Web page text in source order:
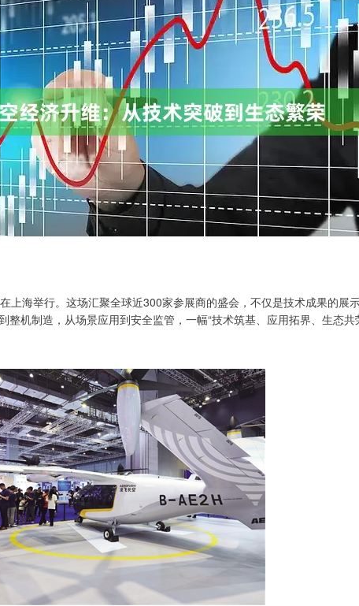
上海举行。这场汇聚全球近300家参展商的盛会，不仅是技术成果的展
机制造，从场景应用到安全监管，一幅“技术筑基、应用拓界、生态共